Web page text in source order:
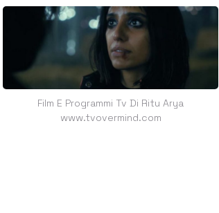
Film E Programmi Tv Di Ritu Arya
www.tvovermind.com